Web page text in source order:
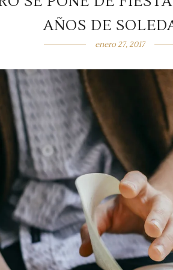
AÑOS DE
enero 27, 2017